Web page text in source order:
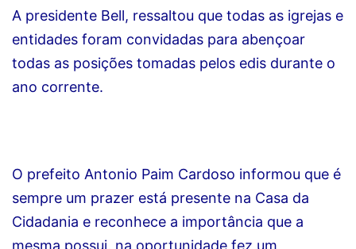
A presidente Bell, ressaltou que todas as igrejas e
entidades foram convidadas para abençoar
todas as posições tomadas pelos edis durante o
ano corrente.
O prefeito Antonio Paim Cardoso informou que é
sempre um prazer está presente na Casa da
Cidadania e reconhece a importância que a